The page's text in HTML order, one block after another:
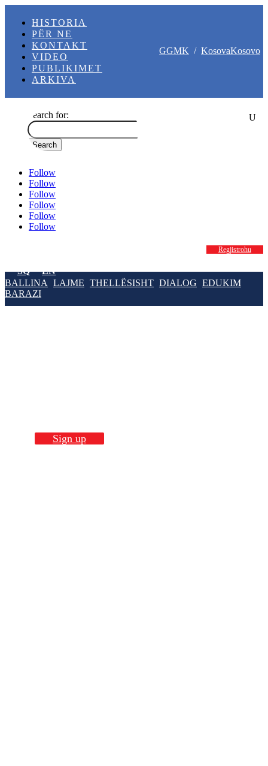
HISTORIA
PËR NE
KONTAKT
VIDEO
PUBLIKIMET
ARKIVA
GGMK / KosovaKosovo
Search for:
Follow
Follow
Follow
Follow
Follow
Follow
SQ EN
Regjistrohu
BALLINA LAJME THELLËSISHT DIALOG EDUKIM
BARAZI
Sign up